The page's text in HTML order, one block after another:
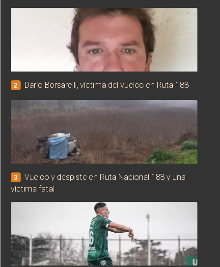
2 Darío Borsarelli, víctima del vuelco en Ruta 188
3
Vuelco y despiste en Ruta Nacional 188 y una
víctima fatal